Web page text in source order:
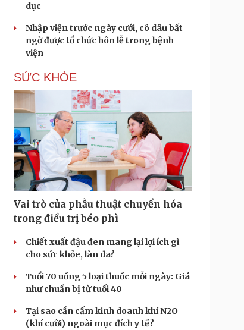
dục
Nhập viện trước ngày cưới, cô dâu bất
ngờ được tổ chức hôn lễ trong bệnh
viện
SỨC KHỎE
Vai trò của phẫu thuật chuyển hóa
trong điều trị béo phì
Chiết xuất đậu đen mang lại lợi ích gì
cho sức khỏe, làn da?
Tuổi 70 uống 5 loại thuốc mỗi ngày: Giá
như chuẩn bị từ tuổi 40
Tại sao cần cấm kinh doanh khí N2O
(khí cười) ngoài mục đích y tế?